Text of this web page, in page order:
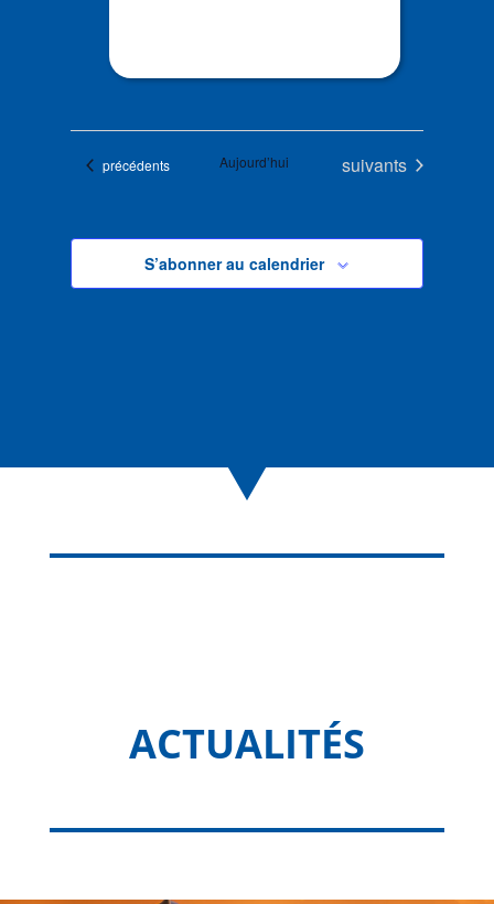
Évènements
précédents Aujourd’hui Évènements
suivants
S’abonner au calendrier
ACTUALITÉS